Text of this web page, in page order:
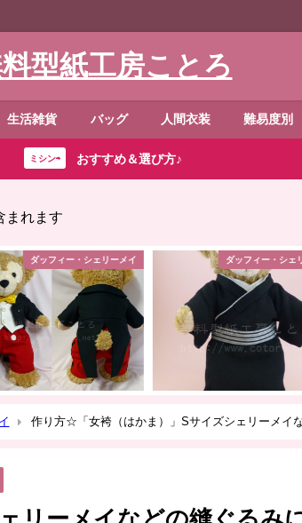
型紙工房ことろ
生活雑貨 バッグ 人間衣装 難易度別
ミシン⇨ おすすめ＆選び方♪
まれます
ダッフィー・シェリーメイ ダッフィー・シ
作り方☆「女袴（はかま）」Sサイズシェリーメイ